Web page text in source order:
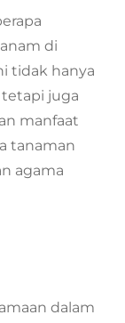
di
tidak hanya
juga
manfaat
tanaman
agama
dalam